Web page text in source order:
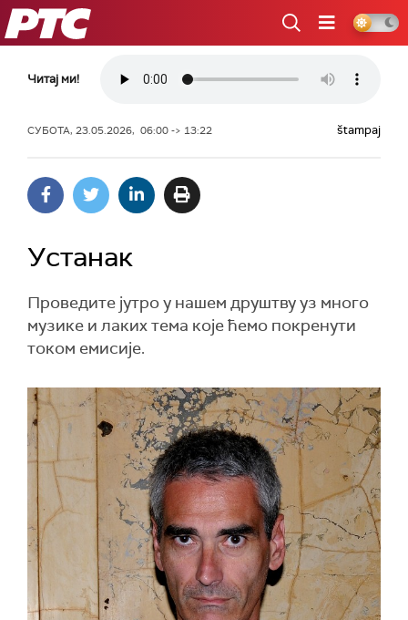
РТС
Читај ми!
СУБОТА, 23.05.2026, 06:00 -> 13:22 štampaj
Устанак
Проведите јутро у нашем друштву уз много
музике и лаких тема које ћемо покренути
током емисије.